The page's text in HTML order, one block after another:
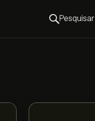
Pesquisar